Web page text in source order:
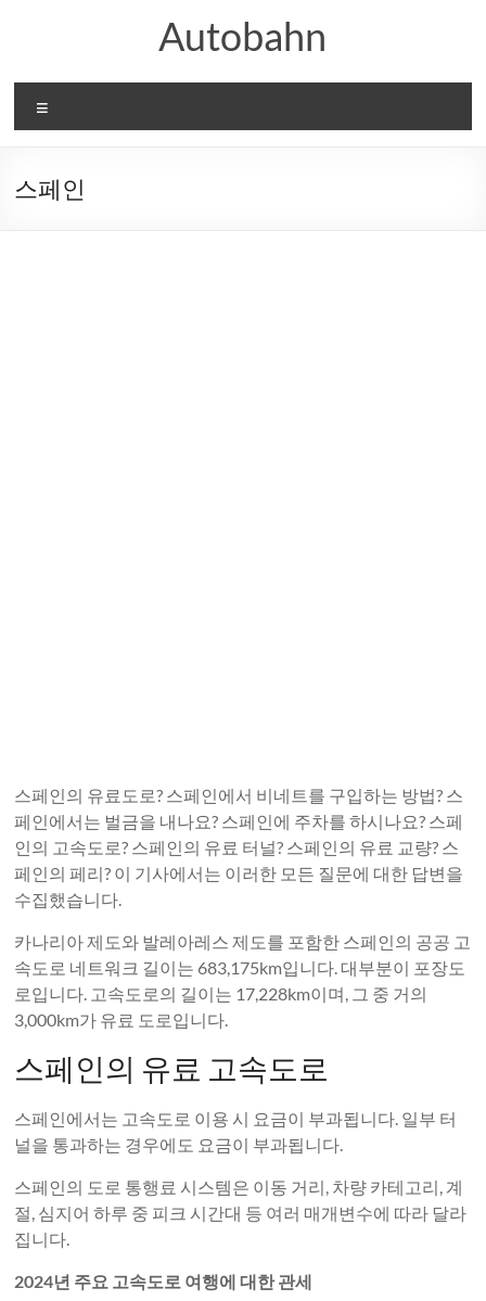
Autobahn
뉴
스페인
스페인의 유료도로? 스페인에서 비네트를 구입하는 방법? 스
페인에서는 벌금을 내나요? 스페인에 주차를 하시나요? 스페
인의 고속도로? 스페인의 유료 터널? 스페인의 유료 교량? 스
페인의 페리? 이 기사에서는 이러한 모든 질문에 대한 답변을
수집했습니다.
카나리아 제도와 발레아레스 제도를 포함한 스페인의 공공 고
속도로 네트워크 길이는 683,175km입니다. 대부분이 포장도
로입니다. 고속도로의 길이는 17,228km이며, 그 중 거의
3,000km가 유료 도로입니다.
스페인의 유료 고속도로
스페인에서는 고속도로 이용 시 요금이 부과됩니다. 일부 터
널을 통과하는 경우에도 요금이 부과됩니다.
스페인의 도로 통행료 시스템은 이동 거리, 차량 카테고리, 계
절, 심지어 하루 중 피크 시간대 등 여러 매개변수에 따라 달라
집니다.
2024년 주요 고속도로 여행에 대한 관세